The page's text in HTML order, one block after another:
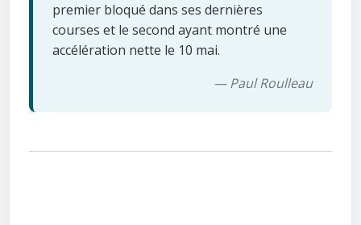
premier bloqué dans ses dernières
courses et le second ayant montré une
accélération nette le 10 mai.
— Paul Roulleau